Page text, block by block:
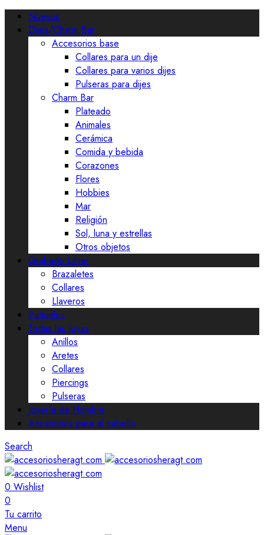
Nuevos
Dijes/Charm Bar
Accesorios base
Collares para un dije
Collares para varios dijes
Pulseras para dijes
Charm Bar
Plateado
Animales
Cerámica
Comida y bebida
Corazones
Flores
Hobbies
Mar
Religión
Sol, luna y estrellas
Otros objetos
Grabado Láser
Brazaletes
Collares
Llaveros
Pañuelos
Todas las Joyas
Anillos
Aretes
Collares
Piercings
Pulseras
Joyería de Hombre
Accesorios para el cabello
Search
0 Wishlist
0
Tu carrito
Menu